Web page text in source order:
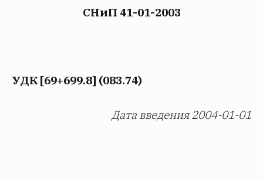
СНиП 41-01-2003
УДК [69+699.8] (083.74)
Дата введения 2004-01-01